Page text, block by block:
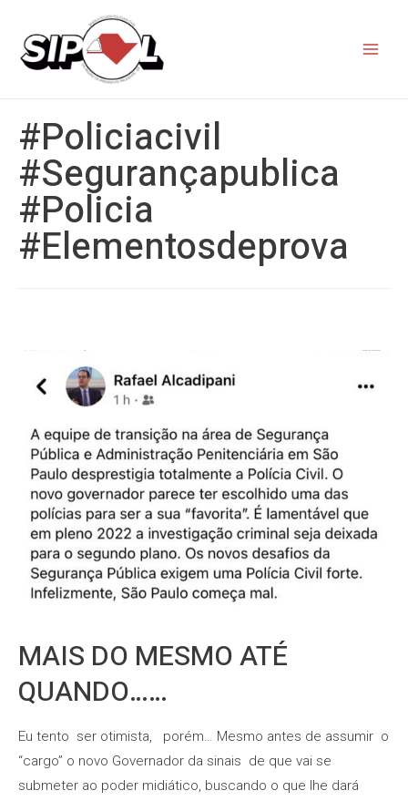
#policiacivil
#segurançapublica
#policia
#elementosdeprova
MAIS DO MESMO ATÉ
QUANDO……
Eu tento ser otimista, porém… Mesmo antes de assumir o
“cargo” o novo Governador da sinais de que vai se
submeter ao poder midiático, buscando o que lhe dará